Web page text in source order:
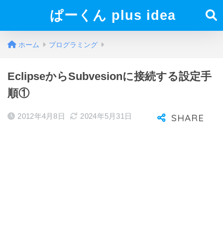
ぱーくん plus idea
ホーム プログラミング
EclipseからSubvesionに接続する設定手
順①
2012年4月8日 2024年5月31日